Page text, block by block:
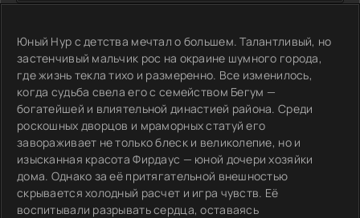
Юный Нур с детства мечтал о большем. Талантливый, но
застенчивый мальчик рос на окраине шумного города,
где жизнь текла тихо и размеренно. Все изменилось,
когда судьба свела его с семейством Бегум —
богатейшей и влиятельной династией района. Среди
роскошных дворцов и мраморных статуй его
завораживает не только блеск и великолепие, но и
изысканная красота Фирдаус — юной дочери хозяйки
дома. Однако за её притягательной внешностью
скрывается холодный расчет и игра чувств. Её
воспитывали разрывать сердца, оставаясь